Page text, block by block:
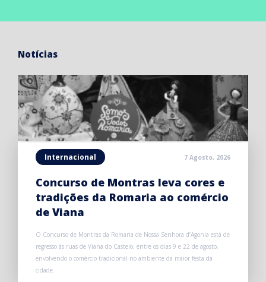
Notícias
Internacional 7 Agosto, 2026
Concurso de Montras leva cores e
tradições da Romaria ao comércio
de Viana
O Concurso de Montras da Romaria de Nossa Senhora d’Agonia está de
regresso às ruas de Viana do Castelo, entre os dias 9 e 22 de agosto,
envolvendo o comércio tradicional no ambiente da maior festa da
cidade.